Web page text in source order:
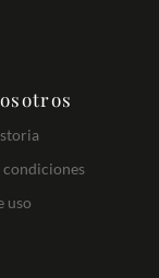
condiciones
uso